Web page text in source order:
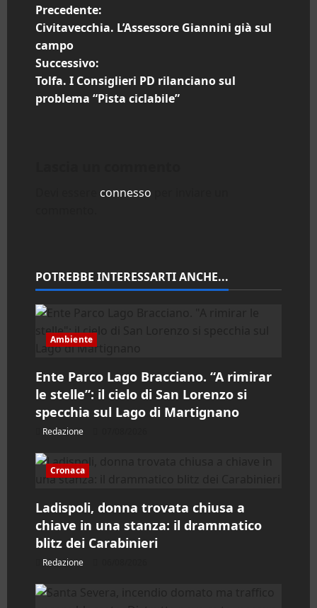
N
a
v
i
n
e
a
r
t
c
l
o
Precedente:
Civitavecchia. L’Assessore Giannini già sul
campo
Successivo:
Tolfa. I Consiglieri PD rilanciano sul
problema “Pista ciclabile”
connesso
POTREBBE INTERESSARTI ANCHE...
Ambiente
Ente Parco Lago Bracciano. “A rimirar
le stelle”: il cielo di San Lorenzo si
specchia sul Lago di Martignano
Redazione
Cronaca
Ladispoli, donna trovata chiusa a
chiave in una stanza: il drammatico
blitz dei Carabinieri
Redazione